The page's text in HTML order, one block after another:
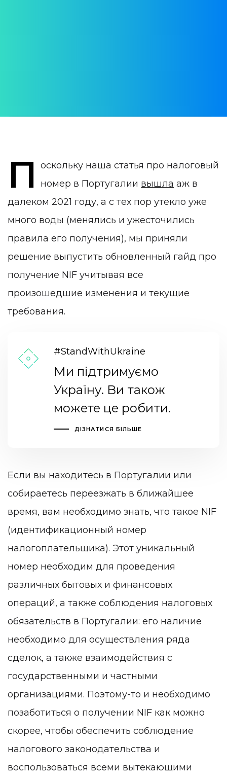
24 August 2024
П
оскольку наша статья про налоговый
номер в Португалии вышла аж в
далеком 2021 году, а с тех пор утекло уже
много воды (менялись и ужесточились
правила его получения), мы приняли
решение выпустить обновленный гайд про
получение NIF учитывая все
произошедшие изменения и текущие
требования.
#StandWithUkraine
Ми підтримуємо
Україну. Ви також
можете це робити.
ДІЗНАТИСЯ БІЛЬШЕ
Если вы находитесь в Португалии или
собираетесь переезжать в ближайшее
время, вам необходимо знать, что такое NIF
(идентификационный номер
налогоплательщика). Этот уникальный
номер необходим для проведения
различных бытовых и финансовых
операций, а также соблюдения налоговых
обязательств в Португалии: его наличие
необходимо для осуществления ряда
сделок, а также взаимодействия с
государственными и частными
организациями. Поэтому-то и необходимо
позаботиться о получении NIF как можно
скорее, чтобы обеспечить соблюдение
налогового законодательства и
воспользоваться всеми вытекающими